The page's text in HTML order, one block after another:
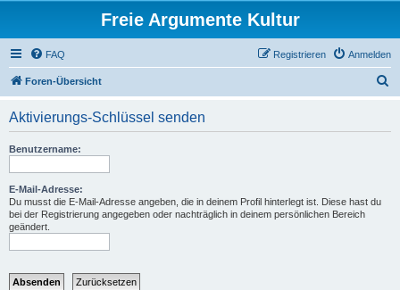
Freie Argumente Kultur
FAQ Anmelden
Registrieren
Foren-Übersicht
Aktivierungs-Schlüssel senden
Benutzername:
E-Mail-Adresse:
Du musst die E-Mail-Adresse angeben, die in deinem Profil hinterlegt ist. Diese hast du
bei der Registrierung angegeben oder nachträglich in deinem persönlichen Bereich
geändert.